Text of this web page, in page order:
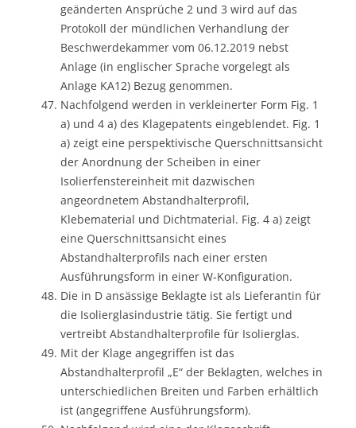
geänderten Ansprüche 2 und 3 wird auf das
Protokoll der mündlichen Verhandlung der
Beschwerdekammer vom 06.12.2019 nebst
Anlage (in englischer Sprache vorgelegt als
Anlage KA12) Bezug genommen.
Nachfolgend werden in verkleinerter Form Fig. 1
a) und 4 a) des Klagepatents eingeblendet. Fig. 1
a) zeigt eine perspektivische Querschnittsansicht
der Anordnung der Scheiben in einer
Isolierfenstereinheit mit dazwischen
angeordnetem Abstandhalterprofil,
Klebematerial und Dichtmaterial. Fig. 4 a) zeigt
eine Querschnittsansicht eines
Abstandhalterprofils nach einer ersten
Ausführungsform in einer W-Konfiguration.
Die in D ansässige Beklagte ist als Lieferantin für
die Isolierglasindustrie tätig. Sie fertigt und
vertreibt Abstandhalterprofile für Isolierglas.
Mit der Klage angegriffen ist das
Abstandhalterprofil „E“ der Beklagten, welches in
unterschiedlichen Breiten und Farben erhältlich
ist (angegriffene Ausführungsform).